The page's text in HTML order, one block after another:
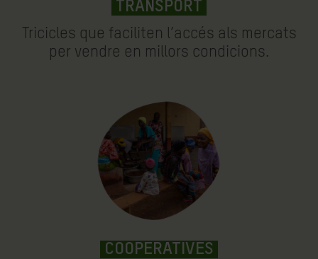
TRANSPORT
Tricicles que faciliten l’accés als mercats
per vendre en millors condicions.
COOPERATIVES